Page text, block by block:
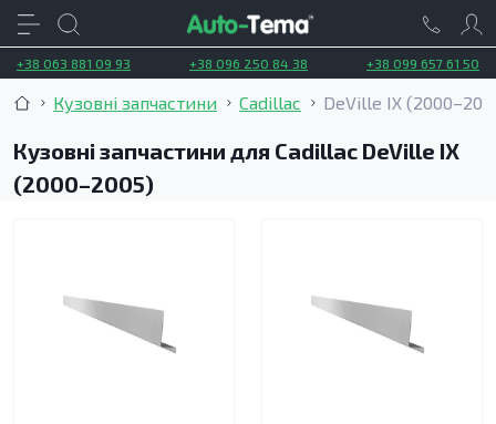
+38 063 881 09 93 +38 096 250 84 38 +38 099 657 61 50
Кузовні запчастини Cadillac DeVille IX
Кузовні запчастини для Cadillac DeVille IX
(2000–2005)